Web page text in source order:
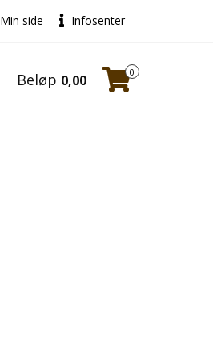
Min side Infosenter
Beløp 0,00 0